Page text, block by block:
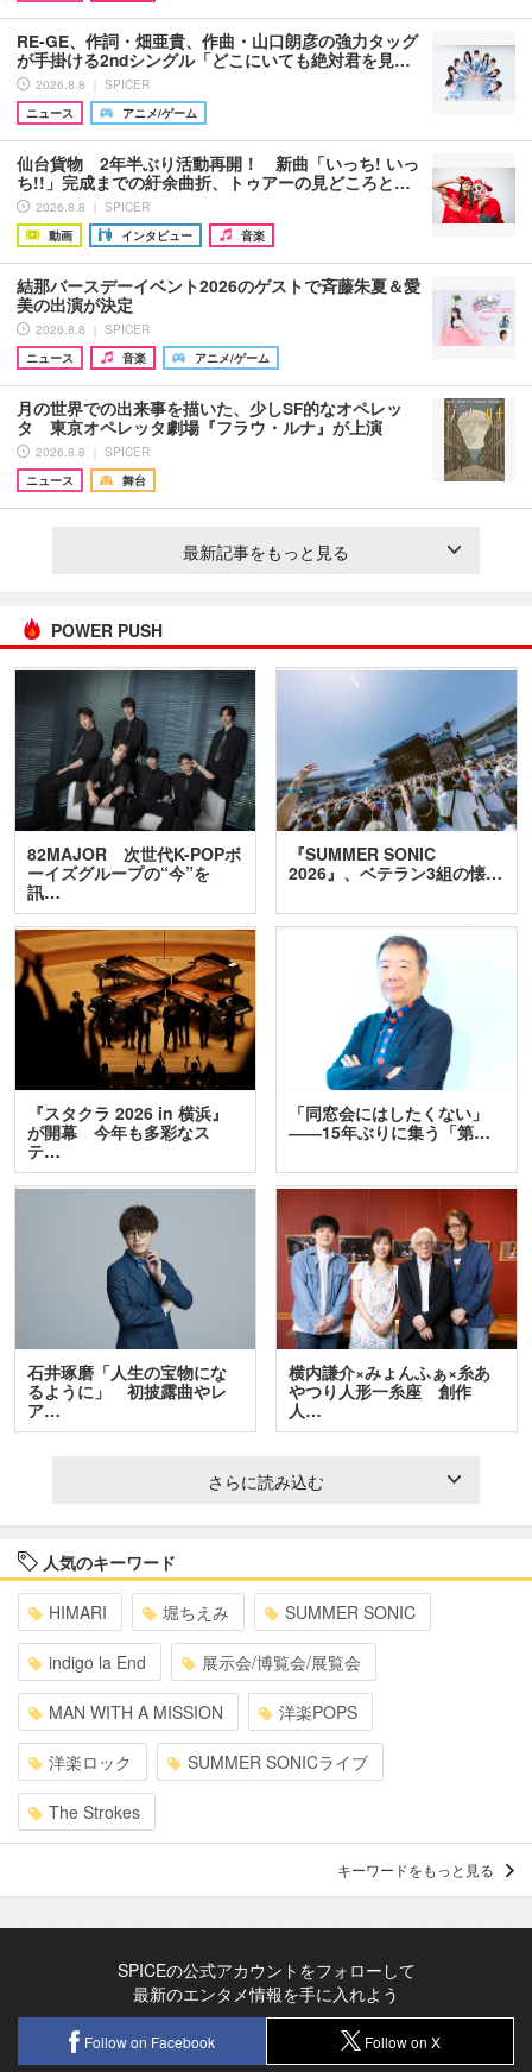
RE-GE、作詞・畑亜貴、作曲・山口朗彦の強力タッグ
が手掛ける2ndシングル「どこにいても絶対君を見…
2026.8.8 ｜ SPICER
ニュース
アニメ/ゲーム
仙台貨物 2年半ぶり活動再開！ 新曲「いっち! いっ
ち!!」完成までの紆余曲折、トゥアーの見どころと…
2026.8.8 ｜ SPICER
動画
インタビュー 音楽
結那バースデーイベント2026のゲストで斉藤朱夏＆愛
美の出演が決定
2026.8.8 ｜ SPICER
ニュース
音楽 アニメ/ゲーム
月の世界での出来事を描いた、少しSF的なオペレッ
タ 東京オペレッタ劇場『フラウ・ルナ』が上演
2026.8.8 ｜ SPICER
ニュース
舞台
最新記事をもっと見る
POWER PUSH
82MAJOR 次世代K-POPボ
ーイズグループの“今”を
訊…
『SUMMER SONIC
2026』、ベテラン3組の懐…
『スタクラ 2026 in 横浜』
が開幕 今年も多彩なス
テ…
「同窓会にはしたくない」
――15年ぶりに集う「第…
石井琢磨「人生の宝物にな
るように」 初披露曲やレ
ア…
横内謙介×みょんふぁ×糸あ
やつり人形一糸座 創作
人…
さらに読み込む
人気のキーワード
HIMARI 堀ちえみ SUMMER SONIC
indigo la End 展示会/博覧会/展覧会
MAN WITH A MISSION 洋楽POPS
洋楽ロック SUMMER SONICライブ
The Strokes
キーワードをもっと見る
SPICEの公式アカウントをフォローして
最新のエンタメ情報を手に入れよう
Follow on Facebook Follow on X